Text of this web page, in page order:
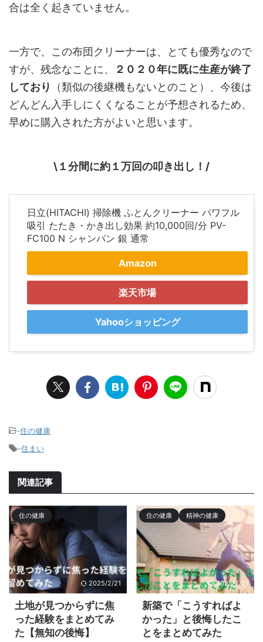
合は全く起きていません。
一方で、この布団クリーナーは、とても優秀なので
すが、残念なことに、
２０２０年に既に生産が終了
しており
（類似の後継機もないとのこと）、今後は
どんどん入手しにくくなることが予想されるため、
早めに購入された方がよいと思います。
\１分間に約１万回の叩き出し！/
日立(HITACHI) 掃除機 ふとんクリーナー パワフル
吸引 たたき・かき出し効果 約10,000回/分 PV-
FC100 N シャンパン 銀 通常
Amazon
楽天市場
Yahooショッピング
-住の健康
-住まい
関連記事
住の健康
2025/2/21
土地が見つからずに焦
った経験をまとめてみ
た【無知の後悔】
住の健康 精神の健康
2025/2/21
新築で「こうすればよ
かった」と後悔したこ
とをまとめてみた